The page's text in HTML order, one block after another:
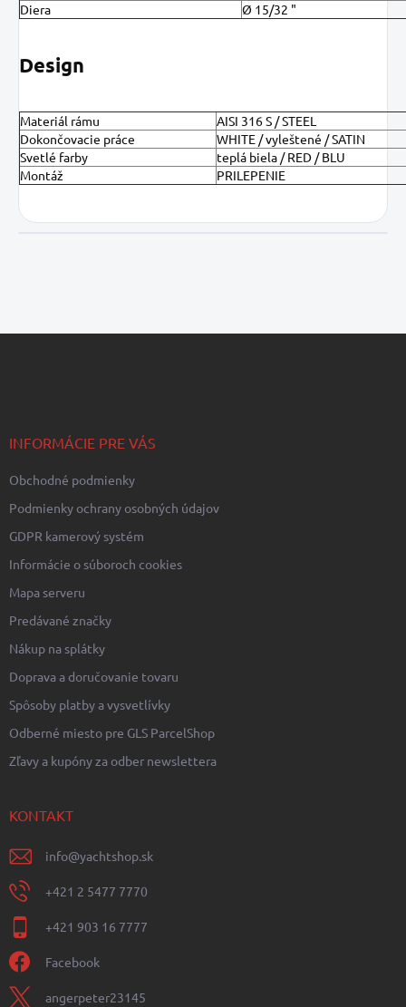
Diera Ø 15/32 "
Design
Materiál rámu
AISI 316 S / STEEL
Dokončovacie práce
WHITE / vyleštené / SATIN
Svetlé farby
teplá biela / RED / BLU
Montáž
PRILEPENIE
INFORMÁCIE PRE VÁS
Obchodné podmienky
Podmienky ochrany osobných údajov
GDPR kamerový systém
Informácie o súboroch cookies
Mapa serveru
Predávané značky
Nákup na splátky
Doprava a doručovanie tovaru
Spôsoby platby a vysvetlívky
Odberné miesto pre GLS ParcelShop
Zľavy a kupóny za odber newslettera
KONTAKT
info@yachtshop.sk
+421 2 5477 7770
+421 903 16 7777
Facebook
angerpeter23145